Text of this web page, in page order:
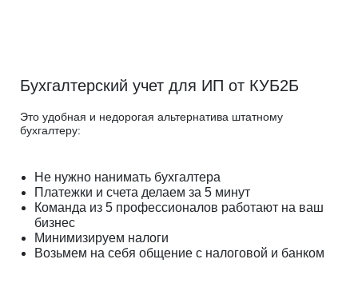
Бухгалтерский учет для ИП от КУБ2Б
Это удобная и недорогая альтернатива штатному
бухгалтеру:
Не нужно нанимать бухгалтера
Платежки и счета делаем за 5 минут
Команда из 5 профессионалов работают на ваш
бизнес
Минимизируем налоги
Возьмем на себя общение с налоговой и банком